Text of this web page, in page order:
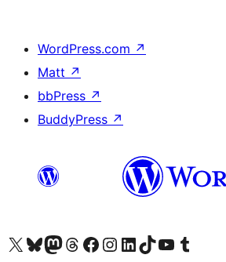
WordPress.com ↗
Matt ↗
bbPress ↗
BuddyPress ↗
Visita nuestra cuenta de X (anteriormente Twitter)
Visita nuestra cuenta de Bluesky
Visita nuestra cuenta de Mastodon
Visita nuestra cuenta de Threads
Visita nuestra página de Facebook
Visita nuestra cuenta de Instagram
Visita nuestra cuenta de LinkedIn
Visita nuestra cuenta de TikTok
Visita nuestro canal de YouTube
Visita nuestra cuenta de Tumblr